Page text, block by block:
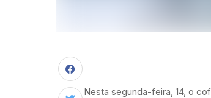
Nesta segunda-feira, 14, o